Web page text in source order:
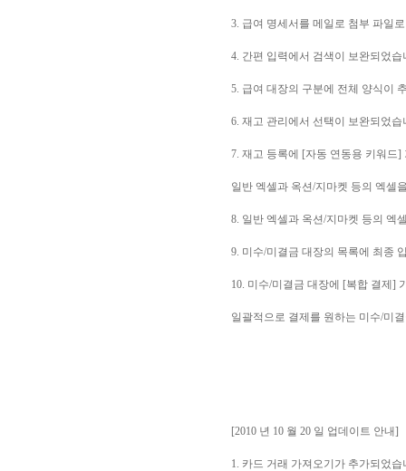
3. 급여 명세서를 메일로 첨부 파일
4. 간편 입력에서 검색이 보완되었습
5. 급여 대장의 구분에 전체 양식이
6. 재고 관리에서 선택이 보완되었습
7. 재고 등록에 [자동 연동용 키워드]
일반 엑셀과 옥션/지마켓 등의 엑셀
8. 일반 엑셀과 옥션/지마켓 등의 엑
9. 미수/미결금 대장의 목록에 최종
10. 미수/미결금 대장에 [복합 결제]
일괄적으로 결제를 원하는 미수/미
[2010 년 10 월 20 일 업데이트 안내]
1. 카드 거래 가져오기가 추가되었습